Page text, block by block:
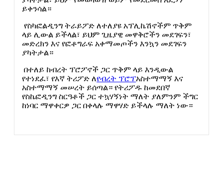
ይቀንሳል።
የስካፎልዲንግ ትራይፖድ ለተለያዩ አፕሊኬሽኖችም ጥቅም
ላይ ሊውል ይችላል፣ ይህም ጊዜያዊ መዋቅሮችን መደገፍን፣
መድረክን እና የፎቶግራፍ አቀማመጦችን እንኳን መደገፍን
ያካትታል።
በተለይ ከብረት ፕሮፖኖች ጋር ጥቅም ላይ እንዲውል
የተነደፈ፣ የእኛ ትሪፖድ ለየብረት ፕሮፕአስተማማኝ እና
አስተማማኝ መሠረት ይሰጣል። የትሪፖዱ ከመደበኛ
የስኬፎዲንግ ስርዓቶች ጋር ተኳሃኝነት ማለት ያለምንም ችግር
ከነባር ማዋቀርዎ ጋር በቀላሉ ማዋሃድ ይችላሉ ማለት ነው።